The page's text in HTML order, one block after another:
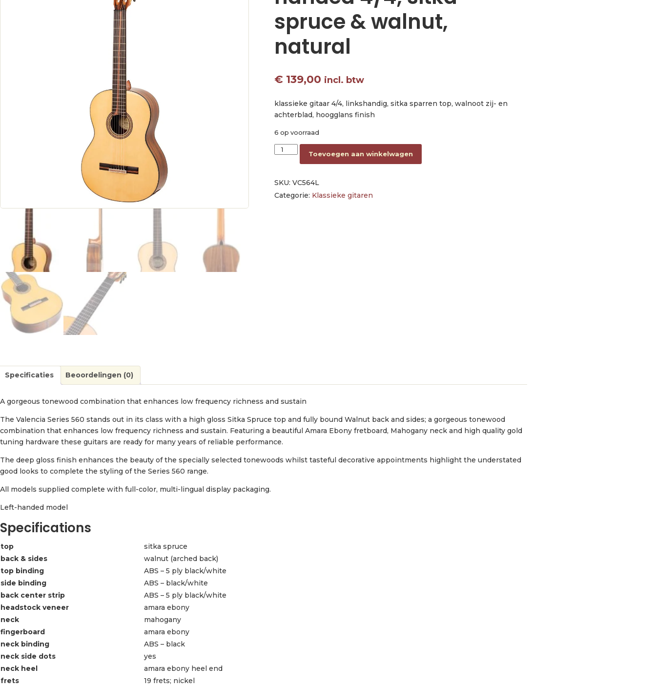
spruce & walnut,
natural
€ 139,00 incl. btw
klassieke gitaar 4/4, linkshandig, sitka sparren top, walnoot zij- en
achterblad, hoogglans finish
6 op voorraad
classic guitar left handed 4/4, sitka spruce & walnut, natural aantal
Toevoegen aan winkelwagen
SKU: VC564L
Categorie: Klassieke gitaren
Specificaties Beoordelingen (0)
A gorgeous tonewood combination that enhances low frequency richness and sustain
The Valencia Series 560 stands out in its class with a high gloss Sitka Spruce top and fully bound Walnut back and sides; a gorgeous tonewood
combination that enhances low frequency richness and sustain. Featuring a beautiful Amara Ebony fretboard, Mahogany neck and high quality gold
tuning hardware these guitars are ready for many years of reliable performance.
The deep gloss finish enhances the beauty of the specially selected tonewoods whilst tasteful decorative appointments highlight the understated
good looks to complete the styling of the Series 560 range.
All models supplied complete with full-color, multi-lingual display packaging.
Left-handed model
Specifications
top
sitka spruce
back & sides
walnut (arched back)
top binding
ABS – 5 ply black/white
side binding
ABS – black/white
back center strip
ABS – 5 ply black/white
headstock veneer
amara ebony
neck
mahogany
fingerboard
amara ebony
neck binding
ABS – black
neck side dots
yes
neck heel
amara ebony heel end
frets
19 frets; nickel